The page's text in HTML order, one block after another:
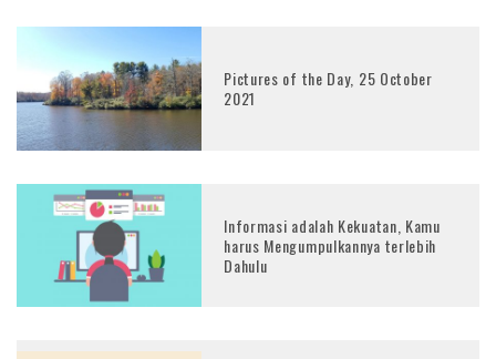
Pictures of the Day, 25 October
2021
Informasi adalah Kekuatan, Kamu
harus Mengumpulkannya terlebih
Dahulu